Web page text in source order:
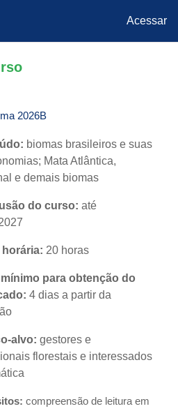
Acessar
2026B
biomas brasileiros e suas
Mata Atlântica,
e demais biomas
do curso: até
horária: 20 horas
mínimo para obtenção do
4 dias a partir da
alvo: gestores e
florestais e interessados
compreensão de leitura em